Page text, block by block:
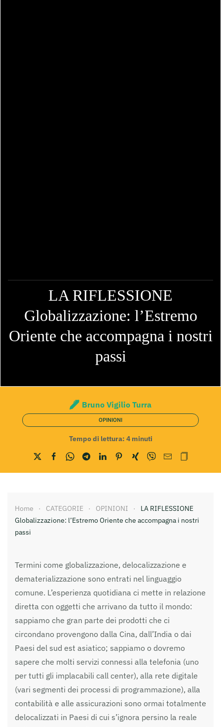
LA RIFLESSIONE
Globalizzazione: l’Estremo
Oriente che accompagna i nostri
passi
Bruno Vigilio Turra
OPINIONI
Tempo di lettura: 4 minuti
Home CATEGORIE OPINIONI
LA RIFLESSIONE
Globalizzazione: l’Estremo Oriente che accompagna i nostri
passi
Termini come globalizzazione, delocalizzazione e
dematerializzazione sono entrati nel linguaggio
comune. L’esperienza quotidiana ci mette in relazione
diretta con oggetti che arrivano da tutto il mondo:
sappiamo che gran parte dei prodotti che ci
circondano provengono dalla Cina, dall’India o dai
Paesi del sud est asiatico; sappiamo o dovremo
sapere che molti servizi connessi alla telefonia (uno
per tutti gli implacabili call center), alla rete digitale
(vari segmenti dei processi di programmazione), alla
contabilità e alle assicurazioni sono ormai totalmente
delocalizzati in Paesi di cui s’ignora persino la reale